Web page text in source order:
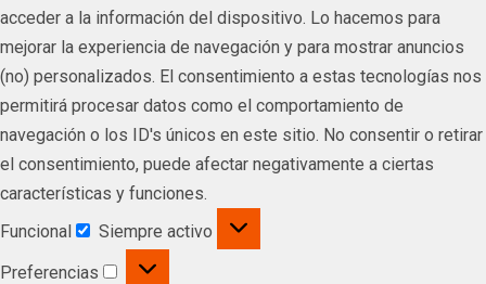
acceder a la información del dispositivo. Lo hacemos para
mejorar la experiencia de navegación y para mostrar anuncios
(no) personalizados. El consentimiento a estas tecnologías nos
permitirá procesar datos como el comportamiento de
navegación o los ID's únicos en este sitio. No consentir o retirar
el consentimiento, puede afectar negativamente a ciertas
características y funciones.
Funcional
Siempre activo
Preferencias